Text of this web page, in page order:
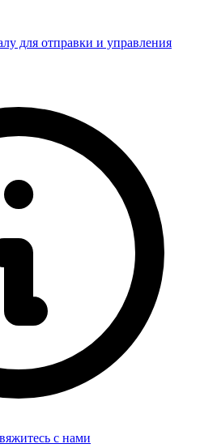
для отправки и управления
с нами